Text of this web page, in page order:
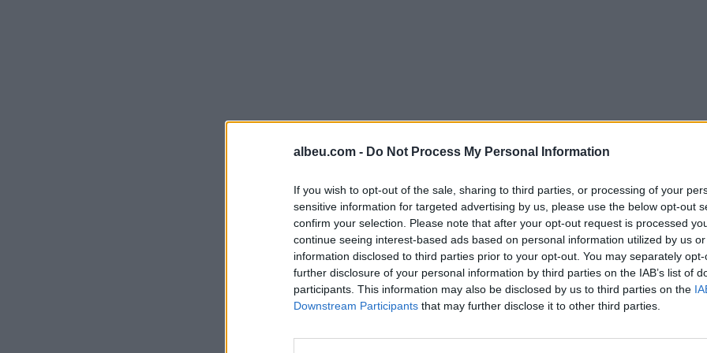
albeu.com - Do Not Process My Personal Information
If you wish to opt-out of the sale, sharing to third parties, or processing of your
sensitive information for targeted advertising by us, please use the below opt-out
confirm your selection. Please note that after your opt-out request is processed
continue seeing interest-based ads based on personal information utilized by us
information disclosed to third parties prior to your opt-out. You may separately
further disclosure of your personal information by third parties on the IAB’s list of
participants. This information may also be disclosed by us to third parties on the
Downstream Participants that may further disclose it to other third parties.